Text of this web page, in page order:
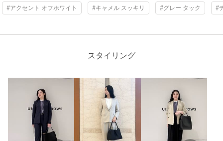
購入サイズ：FREE
｜
購入カラー：その他1
160cm
普段の着用サイズ：
4人が参考になったと回答
#アクセント オフホワイト #キャメル スッキリ #グレー タック #
スタイリング